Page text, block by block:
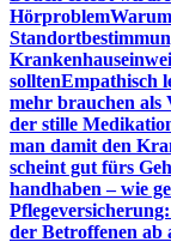
Hörproblem
solltenEmpathisch
mehr brauchen als
der stille
man damit den
scheint gut fürs
handhaben – wie
der Betroffenen ab